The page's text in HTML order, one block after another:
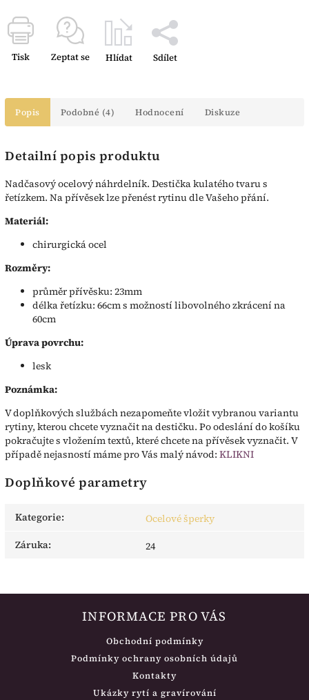
Tisk Zeptat se Hlídat Sdílet
Popis Podobné (4) Hodnocení Diskuze
Detailní popis produktu
Nadčasový ocelový náhrdelník. Destička kulatého tvaru s
řetízkem. Na přívěsek lze přenést rytinu dle Vašeho přání.
Materiál:
chirurgická ocel
Rozměry:
průměr přívěsku: 23mm
délka řetízku: 66cm s možností libovolného zkrácení na
60cm
Úprava povrchu:
lesk
Poznámka:
V doplňkových službách nezapomeňte vložit vybranou variantu
rytiny, kterou chcete vyznačit na destičku. Po odeslání do košíku
pokračujte s vložením textů, které chcete na přívěsek vyznačit. V
případě nejasností máme pro Vás malý návod: KLIKNI
Doplňkové parametry
Kategorie:
Ocelové šperky
Záruka: 24
INFORMACE PRO VÁS
Obchodní podmínky
Podmínky ochrany osobních údajů
Kontakty
Ukázky rytí a gravírování